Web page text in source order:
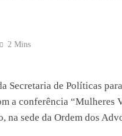
2 Mins
Secretaria de Políticas
a conferência “Mulheres
na sede da Ordem dos